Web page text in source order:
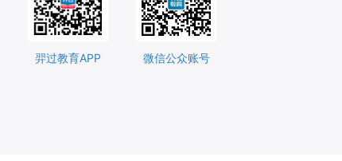
羿过教育APP
微信公众账号